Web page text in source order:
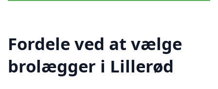
Fordele ved at vælge
brolægger i Lillerød